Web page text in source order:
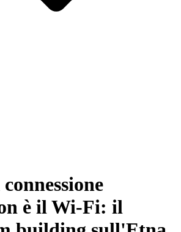
è il Wi-Fi: il